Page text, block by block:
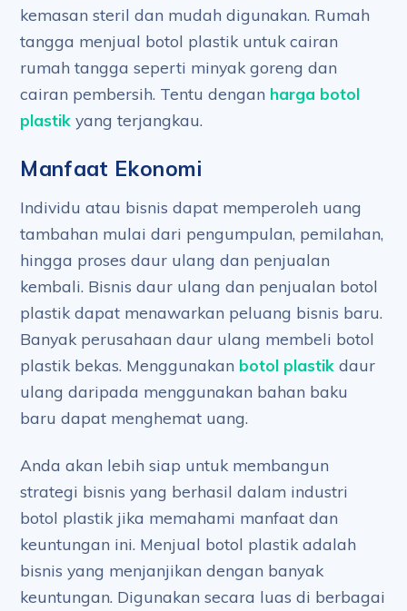
kemasan steril dan mudah digunakan. Rumah
tangga menjual botol plastik untuk cairan
rumah tangga seperti minyak goreng dan
cairan pembersih. Tentu dengan harga botol
plastik yang terjangkau.
Manfaat Ekonomi
Individu atau bisnis dapat memperoleh uang
tambahan mulai dari pengumpulan, pemilahan,
hingga proses daur ulang dan penjualan
kembali. Bisnis daur ulang dan penjualan botol
plastik dapat menawarkan peluang bisnis baru.
Banyak perusahaan daur ulang membeli botol
plastik bekas. Menggunakan botol plastik daur
ulang daripada menggunakan bahan baku
baru dapat menghemat uang.
Anda akan lebih siap untuk membangun
strategi bisnis yang berhasil dalam industri
botol plastik jika memahami manfaat dan
keuntungan ini. Menjual botol plastik adalah
bisnis yang menjanjikan dengan banyak
keuntungan. Digunakan secara luas di berbagai